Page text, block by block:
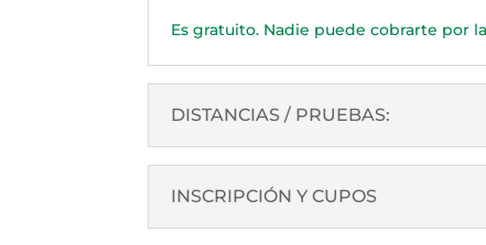
Es gratuito. Nadie puede cobrarte por
DISTANCIAS / PRUEBAS:
INSCRIPCIÓN Y CUPOS